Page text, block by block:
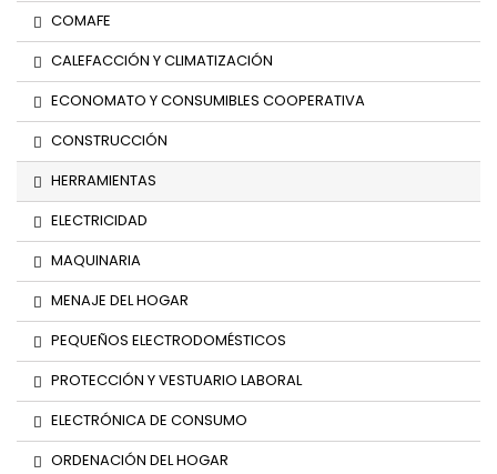
COMAFE
CALEFACCIÓN Y CLIMATIZACIÓN
ECONOMATO Y CONSUMIBLES COOPERATIVA
CONSTRUCCIÓN
HERRAMIENTAS
ELECTRICIDAD
MAQUINARIA
MENAJE DEL HOGAR
PEQUEÑOS ELECTRODOMÉSTICOS
PROTECCIÓN Y VESTUARIO LABORAL
ELECTRÓNICA DE CONSUMO
ORDENACIÓN DEL HOGAR